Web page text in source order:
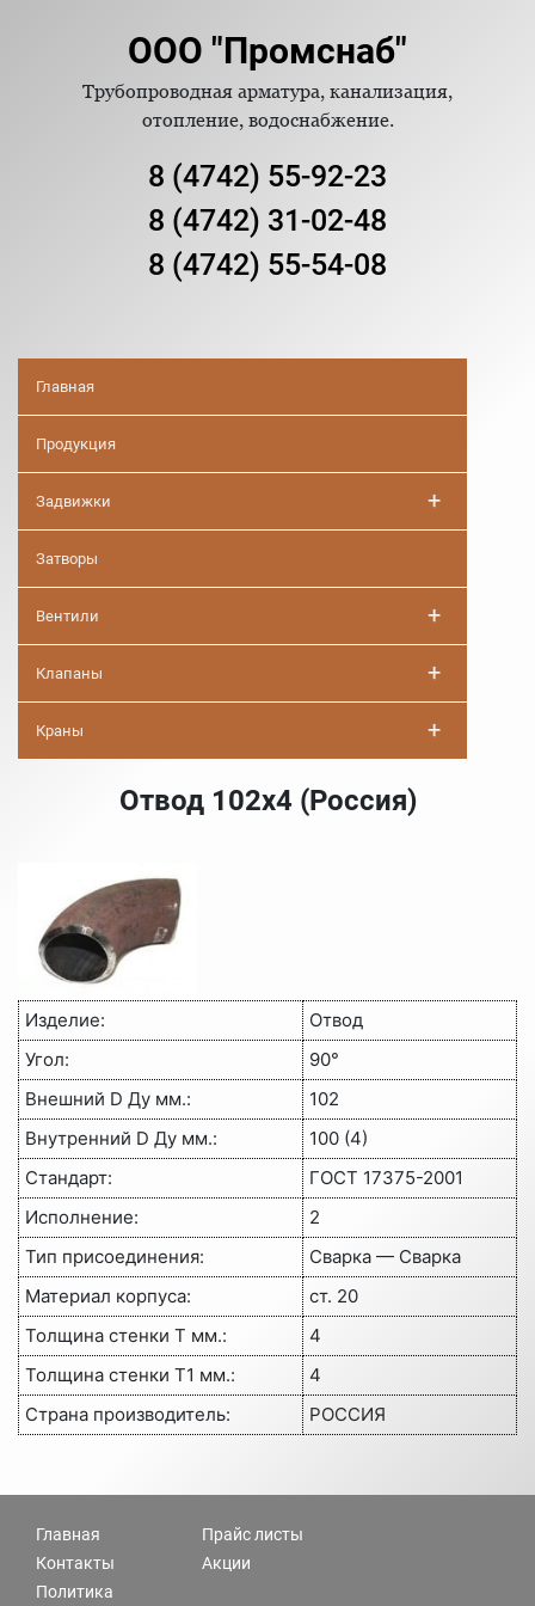
ООО "Промснаб"
Трубопроводная арматура, канализация,
отопление, водоснабжение.
8 (4742) 55-92-23
8 (4742) 31-02-48
8 (4742) 55-54-08
Главная
Продукция
Задвижки +
Затворы
Вентили +
Клапаны +
Краны +
Отвод 102х4 (Россия)
Изделие:
Отвод
Угол:
90°
Внешний D Ду мм.:
102
Внутренний D Ду мм.:
100 (4)
Стандарт:
ГОСТ 17375-2001
Исполнение:
2
Тип присоединения:
Сварка — Сварка
Материал корпуса:
ст. 20
Толщина стенки Т мм.:
4
Толщина стенки Т1 мм.:
4
Страна производитель:
РОССИЯ
Главная
Контакты
Политика
Прайс листы
Акции